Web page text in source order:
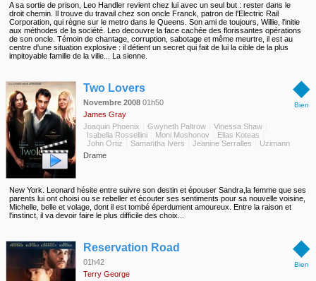
A sa sortie de prison, Leo Handler revient chez lui avec un seul but : rester dans le
droit chemin. Il trouve du travail chez son oncle Franck, patron de l'Electric Rail
Corporation, qui règne sur le metro dans le Queens. Son ami de toujours, Willie, l'initie
aux méthodes de la société. Leo decouvre la face cachée des florissantes opérations
de son oncle. Témoin de chantage, corruption, sabotage et même meurtre, il est au
centre d'une situation explosive : il détient un secret qui fait de lui la cible de la plus
impitoyable famille de la ville... La sienne.
◆
Bien
Two Lovers
Novembre 2008 01h50
James Gray
Joaquin Phoenix
Gwyneth Paltrow
Vinessa Shaw
Isabella Rossellini
Moni Moshonov
Elias Koteas
John Ortiz
Samantha Ivers Jeanine Serralles
Uzimann
Drame
New York. Leonard hésite entre suivre son destin et épouser Sandra,la femme que ses
parents lui ont choisi ou se rebeller et écouter ses sentiments pour sa nouvelle voisine,
Michelle, belle et volage, dont il est tombé éperdument amoureux. Entre la raison et
l'instinct, il va devoir faire le plus difficile des choix...
◆
Bien
Reservation Road
01h42
Terry George